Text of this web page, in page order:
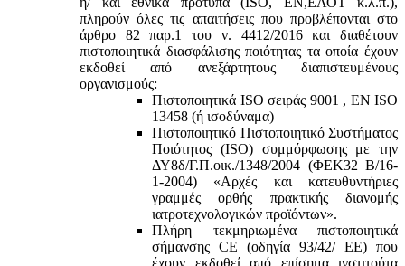
πληρούν όλες τις απαιτήσεις που προβλέπονται στο
άρθρο 82 παρ.1 του ν. 4412/2016 και διαθέτουν
πιστοποιητικά διασφάλισης ποιότητας τα οποία έχουν
εκδοθεί από ανεξάρτητους διαπιστευμένους
οργανισμούς:
Πιστοποιητικά ISO σειράς 9001 , ΕΝ ISO
13458 (ή ισοδύναμα)
Πιστοποιητικό Πιστοποιητικό Συστήματος
Ποιότητος (ISO) συμμόρφωσης με την
ΔΥ8δ/Γ.Π.οικ./1348/2004 (ΦΕΚ32 Β/16-
1-2004) «Αρχές και κατευθυντήριες
γραμμές ορθής πρακτικής διανομής
ιατροτεχνολογικών προϊόντων».
Πλήρη τεκμηριωμένα πιστοποιητικά
σήμανσης CE (οδηγία 93/42/ ΕΕ) που